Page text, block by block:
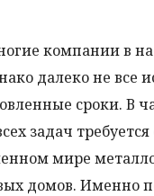
компании в
далеко не
сроки. В
задач
мире
домов. Именно